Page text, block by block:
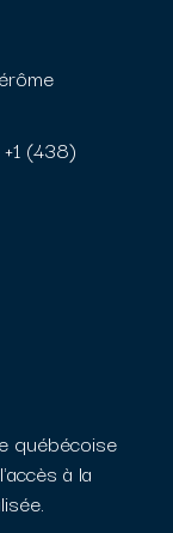
(438)
québécoise
à la